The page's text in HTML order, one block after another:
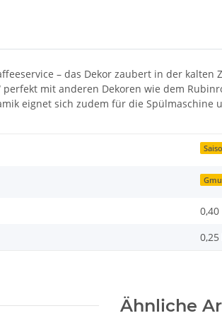
– das Dekor zaubert in der
perfekt mit anderen Dekoren wie dem
eignet sich zudem für die Spülmaschine
0,40
0,25
Ähnliche